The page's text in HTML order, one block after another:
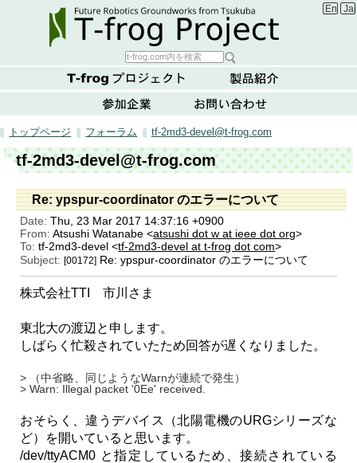
トップページ フォーラム tf-2md3-devel@t-frog.com
tf-2md3-devel@t-frog.com
Re: ypspur-coordinator のエラーについて
Date:Thu, 23 Mar 2017 14:37:16 +0900
From:Atsushi Watanabe <atsushi dot w at ieee dot org>
To:tf-2md3-devel <tf-2md3-devel at t-frog dot com>
Subject:[00172] Re: ypspur-coordinator のエラーについて
株式会社TTI 市川さま
東北大の渡辺と申します。
しばらく忙殺されていたため回答が遅くなりました。
> （中省略、同じようなWarnが連続で発生）
> Warn: Illegal packet '0Ee' received.
おそらく、違うデバイス（北陽電機のURGシリーズな
ど）を開いていると思います。
/dev/ttyACM0 と指定しているため、接続されている